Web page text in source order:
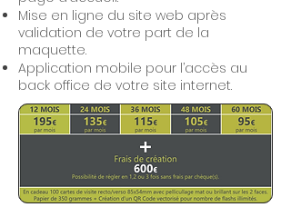
Mise en ligne du site web après
validation de votre part de la
maquette.
Application mobile pour l’accès au
back office de votre site internet.